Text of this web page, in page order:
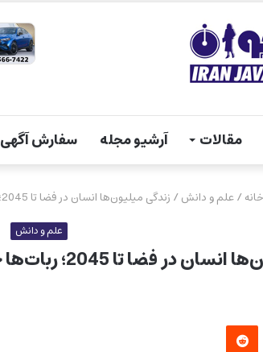
مقالات آرشیو مجله سفارش آگهی
/علم و دانش/ زندگی میلیون‌ها انسان در فضا تا 2045؛ ربات‌ها جایگزین ما در سفرهای کاری می‌شوند
علم و دانش
ربات‌ها جایگزین ما در سفرهای کاری می‌شوند
‫رددیت